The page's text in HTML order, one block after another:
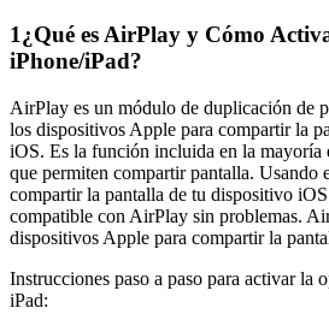
1¿Qué es AirPlay y Cómo
iPhone/iPad?
AirPlay es un módulo de duplicación de
los dispositivos Apple para compartir la
iOS. Es la función incluida en la mayoría
que permiten compartir pantalla. Usando
compartir la pantalla de tu dispositivo
compatible con AirPlay sin problemas.
dispositivos Apple para compartir la
Instrucciones paso a paso para activar la
iPad: